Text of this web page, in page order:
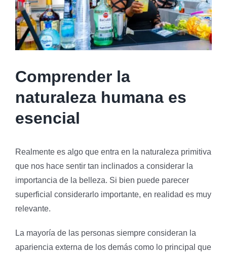
Comprender la
naturaleza humana es
esencial
Realmente es algo que entra en la naturaleza primitiva
que nos hace sentir tan inclinados a considerar la
importancia de la belleza. Si bien puede parecer
superficial considerarlo importante, en realidad es muy
relevante.
La mayoría de las personas siempre consideran la
apariencia externa de los demás como lo principal que